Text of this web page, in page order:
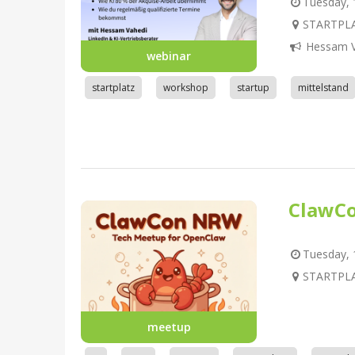
webinar
Hessam
startplatz workshop startup mittelstand
meetup
Tuesday,